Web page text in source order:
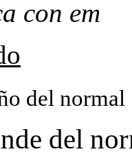
con em
del normal
del